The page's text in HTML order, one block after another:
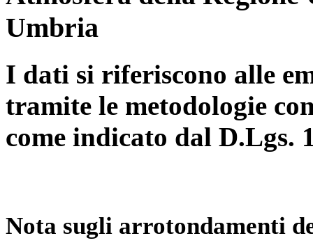
Umbria
I dati si riferiscono alle
tramite le metodologie
come indicato dal D.Lgs.
Nota sugli arrotondamenti